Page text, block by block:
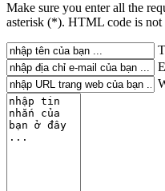
Make sure you enter all the
asterisk (*). HTML code is not